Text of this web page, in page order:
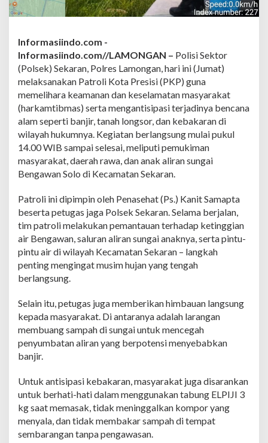
P
K
a
n
a
u
B
e
n
g
a
w
a
S
o
l
o
d
a
B
i
H
m
b
a
A
n
t
i
Informasiindo.com -
Informasiindo.com//LAMONGAN – Polisi Sektor
(Polsek) Sekaran, Polres Lamongan, hari ini (Jumat)
melaksanakan Patroli Kota Presisi (PKP) guna
memelihara keamanan dan keselamatan masyarakat
(harkamtibmas) serta mengantisipasi terjadinya bencana
alam seperti banjir, tanah longsor, dan kebakaran di
wilayah hukumnya. Kegiatan berlangsung mulai pukul
14.00 WIB sampai selesai, meliputi pemukiman
masyarakat, daerah rawa, dan anak aliran sungai
Bengawan Solo di Kecamatan Sekaran.
Patroli ini dipimpin oleh Penasehat (Ps.) Kanit Samapta
beserta petugas jaga Polsek Sekaran. Selama berjalan,
tim patroli melakukan pemantauan terhadap ketinggian
air Bengawan, saluran aliran sungai anaknya, serta pintu-
pintu air di wilayah Kecamatan Sekaran – langkah
penting mengingat musim hujan yang tengah
berlangsung.
Selain itu, petugas juga memberikan himbauan langsung
kepada masyarakat. Di antaranya adalah larangan
membuang sampah di sungai untuk mencegah
penyumbatan aliran yang berpotensi menyebabkan
banjir.
Untuk antisipasi kebakaran, masyarakat juga disarankan
untuk berhati-hati dalam menggunakan tabung ELPIJI 3
kg saat memasak, tidak meninggalkan kompor yang
menyala, dan tidak membakar sampah di tempat
sembarangan tanpa pengawasan.